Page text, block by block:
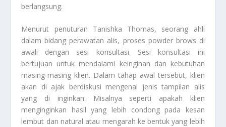
berlangsung.
Menurut penuturan Tanishka Thomas, seorang ahli
dalam bidang perawatan alis, proses powder brows di
awali dengan sesi konsultasi. Sesi konsultasi ini
bertujuan untuk mendalami keinginan dan kebutuhan
masing-masing klien. Dalam tahap awal tersebut, klien
akan di ajak berdiskusi mengenai jenis tampilan alis
yang di inginkan. Misalnya seperti apakah klien
menginginkan hasil yang lebih condong pada kesan
lembut dan natural atau mengarah ke bentuk yang lebih